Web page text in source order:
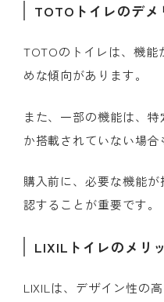
TOTOトイレのデメ
TOTOのトイレは、機能
めな傾向があります。
また、一部の機能は、
か搭載されていない場合
購入前に、必要な機能
認することが重要です。
LIXILトイレのメリ
LIXILは、デザイン性の